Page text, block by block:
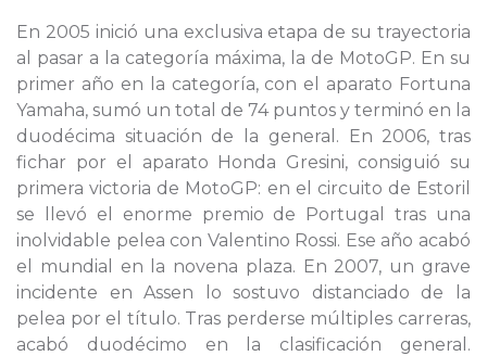
En 2005 inició una exclusiva etapa de su trayectoria
al pasar a la categoría máxima, la de MotoGP. En su
primer año en la categoría, con el aparato Fortuna
Yamaha, sumó un total de 74 puntos y terminó en la
duodécima situación de la general. En 2006, tras
fichar por el aparato Honda Gresini, consiguió su
primera victoria de MotoGP: en el circuito de Estoril
se llevó el enorme premio de Portugal tras una
inolvidable pelea con Valentino Rossi. Ese año acabó
el mundial en la novena plaza. En 2007, un grave
incidente en Assen lo sostuvo distanciado de la
pelea por el título. Tras perderse múltiples carreras,
acabó duodécimo en la clasificación general.